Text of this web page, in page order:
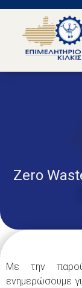
Zero
Με την
ενημερώσουμε